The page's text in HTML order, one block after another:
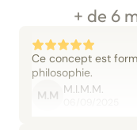
+ de 6
Ce concept est
philosophie.
M.M M.I.M.M.